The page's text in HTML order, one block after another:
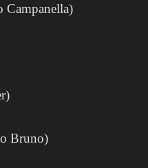
Campanella)
Bruno)